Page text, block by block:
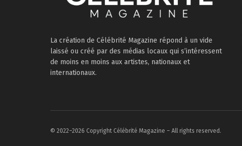
La création de Célébrité Magazine répond à un vide
laissé ou créé par des médias locaux qui s’intéressent
de moins en moins aux artistes, nationaux et
internationaux.
© 2022–2026 Copyright Célébrité Magazine – All rights reserved.